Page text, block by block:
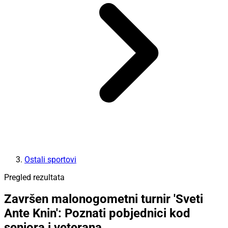
Ostali sportovi
Pregled rezultata
Završen malonogometni turnir 'Sveti
Ante Knin': Poznati pobjednici kod